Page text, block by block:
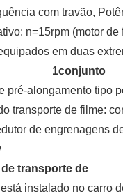
com travão,
n=15rpm (motor
em duas
1conjunto
pré-alongamento tipo
transporte de filme:
de engrenagens
de
instalado no carro